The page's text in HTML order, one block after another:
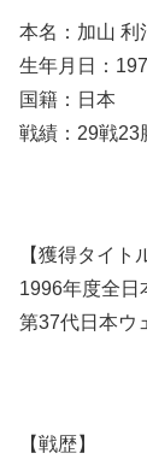
本名：加山 利
生年月日：
国籍：日本
戦績：29戦23
【獲得タイト
1996年度全日
第37代日本ウ
【戦歴】